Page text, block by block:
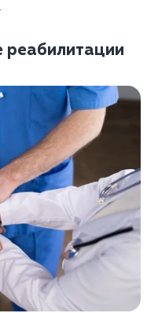
реабилитации